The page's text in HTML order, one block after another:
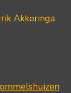
Akkeringa